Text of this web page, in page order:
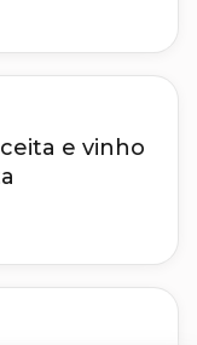
e vinho